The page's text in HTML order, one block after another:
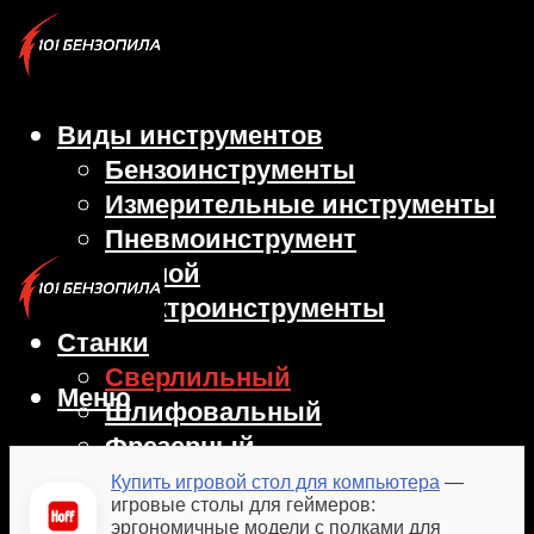
Виды инструментов
Бензоинструменты
Измерительные инструменты
Пневмоинструмент
Ручной
Электроинструменты
Станки
Сверлильный
Шлифовальный
Фрезерный
Токарный
Болгарка
Меню
Купить игровой стол для компьютера —
игровые столы для геймеров:
эргономичные модели с полками для